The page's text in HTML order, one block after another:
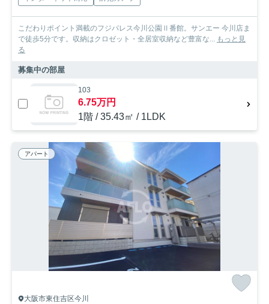
こだわりポイント満載のフジパレス今川公園Ⅱ番館。サンエー 今川店ま
で徒歩5分です。収納はクロゼット・全居室収納など豊富な... もっと見
る
募集中の部屋
103
6.75万円
1階 / 35.43㎡ / 1LDK
アパート
大阪市東住吉区今川